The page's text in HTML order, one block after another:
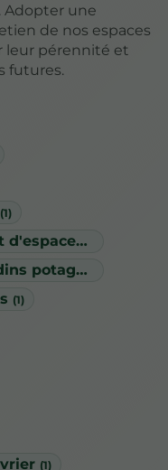
(1)
Entretien de jardins et d'espaces verts
Aménagement de jardins potagers
(1)
(1)
Adopter une
de nos espaces
leur pérennité et
futures.